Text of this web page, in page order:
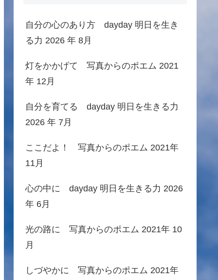
自分の心のあり方 dayday 明日を生き
る力 2026 年 8月
灯をかかげて 写真からのポエム 2021
年 12月
自分を育てる dayday 明日を生きる力
2026 年 7月
ここだよ！ 写真からのポエム 2021年
11月
心の中に dayday 明日を生きる力 2026
年 6月
光の路に 写真からのポエム 2021年 10
月
しづやかに 写真からのポエム 2021年